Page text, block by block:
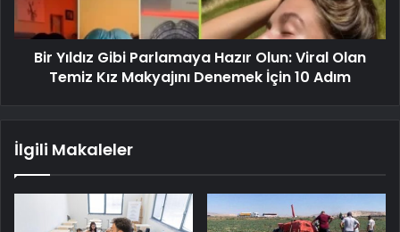
Bir Yıldız Gibi Parlamaya Hazır Olun: Viral Olan
Temiz Kız Makyajını Denemek İçin 10 Adım
İlgili Makaleler